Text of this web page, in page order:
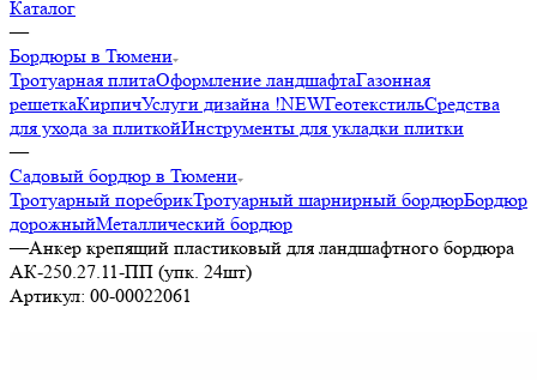
Каталог
—
Бордюры в Тюмени
Тротуарная плитаОформление ландшафтаГазонная
решеткаКирпичУслуги дизайна !NEWГеотекстильСредства
для ухода за плиткойИнструменты для укладки плитки
—
Садовый бордюр в Тюмени
Тротуарный поребрикТротуарный шарнирный бордюрБордюр
дорожныйМеталлический бордюр
—Анкер крепящий пластиковый для ландшафтного бордюра
АК-250.27.11-ПП (упк. 24шт)
Артикул: 00-00022061